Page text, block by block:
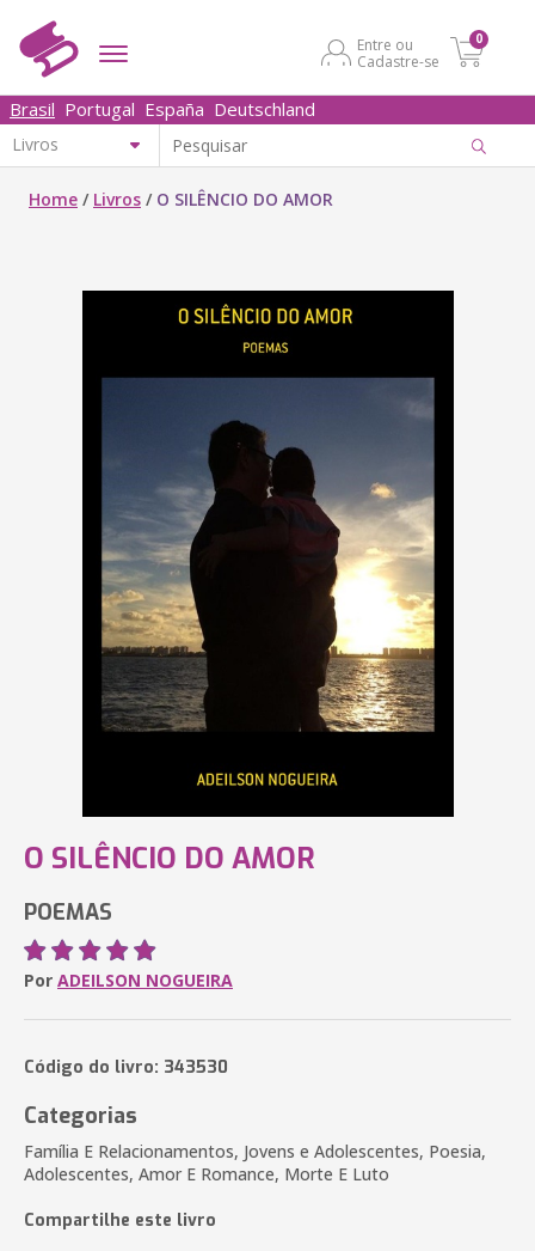
Entre ou
Cadastre-se
0
Brasil Portugal España Deutschland
Home / Livros / O SILÊNCIO DO AMOR
O SILÊNCIO DO AMOR
POEMAS
Por ADEILSON NOGUEIRA
Código do livro: 343530
Categorias
Família E Relacionamentos, Jovens e Adolescentes, Poesia,
Adolescentes, Amor E Romance, Morte E Luto
Compartilhe este livro